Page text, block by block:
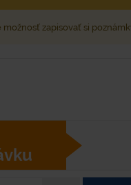
možnosť zapisovať si